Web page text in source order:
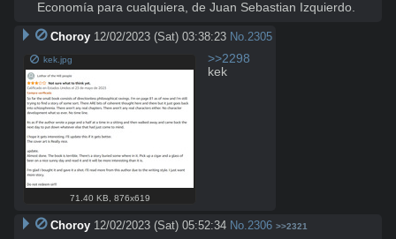
Economía para cualquiera, de Juan Sebastian Izquierdo.
Choroy 12/02/2023 (Sat) 03:38:23 No.2305
kek.jpg
71.40 KB 876x619
>>2298
kek
Choroy 12/02/2023 (Sat) 05:52:34 No. 2306 >>2321